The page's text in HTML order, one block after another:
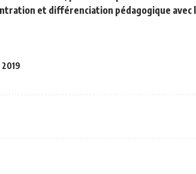
et différenciation pédagogique avec